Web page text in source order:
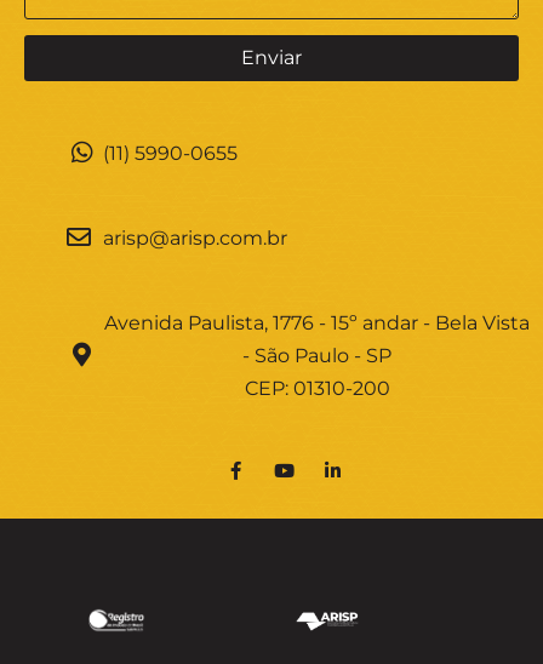
(11) 5990-0655
arisp@arisp.com.br
Avenida Paulista, 1776 - 15º andar - Bela Vista
- São Paulo - SP
CEP: 01310-200